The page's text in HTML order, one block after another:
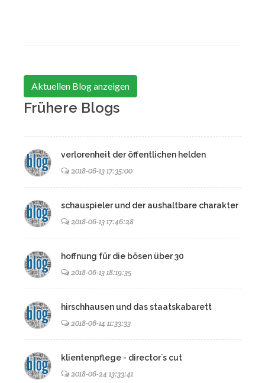
Aktuellen Blog anzeigen
Frühere Blogs
verlorenheit der öffentlichen helden
2018-06-13 17:35:00
schauspieler und der aushaltbare charakter
2018-06-13 17:46:28
hoffnung für die bösen über 30
2018-06-13 18:19:35
hirschhausen und das staatskabarett
2018-06-14 11:33:33
klientenpflege - director`s cut
2018-06-24 13:33:41